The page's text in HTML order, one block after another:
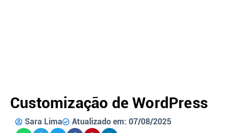
Customização de WordPress
Sara Lima Atualizado em: 07/08/2025